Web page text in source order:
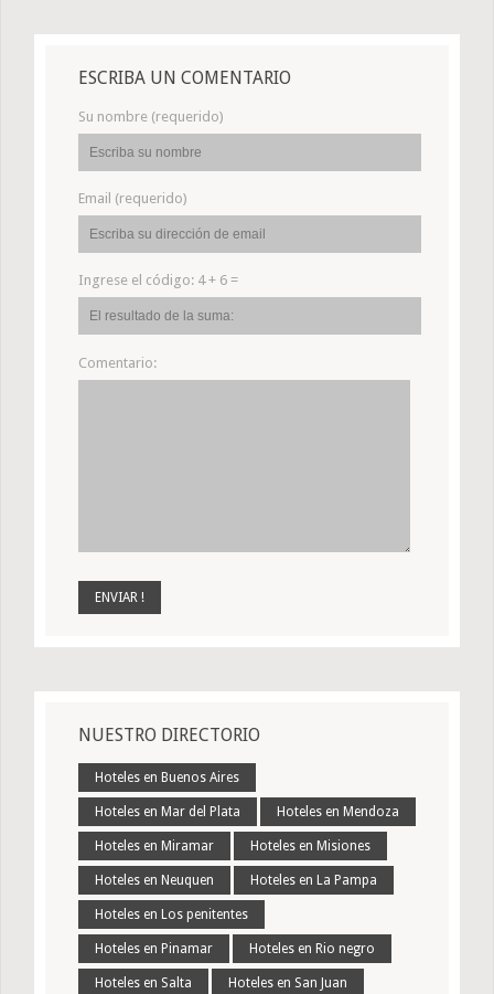
ESCRIBA UN COMENTARIO
Su nombre (requerido)
Email (requerido)
Ingrese el código: 4 + 6 =
Comentario:
NUESTRO DIRECTORIO
Hoteles en Buenos Aires
Hoteles en Mar del Plata Hoteles en Mendoza
Hoteles en Miramar Hoteles en Misiones
Hoteles en Neuquen Hoteles en La Pampa
Hoteles en Los penitentes
Hoteles en Pinamar Hoteles en Rio negro
Hoteles en Salta Hoteles en San Juan